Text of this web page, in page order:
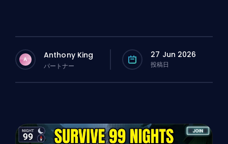
A Anthony King
パートナー
27 Jun 2026
投稿日